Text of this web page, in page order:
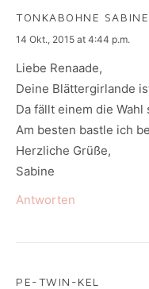
TONKABOHNE SABINE
says:
14 Okt., 2015 at 4:44 p.m.
Liebe Renaade,
Deine Blättergirlande
Da fällt einem die
Am besten bastle ich
Herzliche Grüße,
Sabine
Antworten
PE-TWIN-KEL